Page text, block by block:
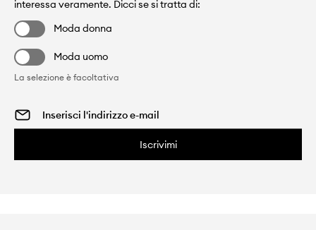
interessa veramente. Dicci se si tratta di:
Moda donna
Moda uomo
La selezione è facoltativa
Iscrivimi